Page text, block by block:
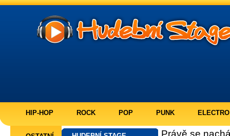
HIP-HOP ROCK POP PUNK ELECTRO
Právě se